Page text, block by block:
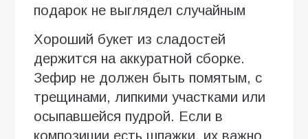
подарок не выглядел случайным
Хороший букет из сладостей
держится на аккуратной сборке.
Зефир не должен быть помятым, с
трещинами, липкими участками или
осыпавшейся пудрой. Если в
композиции есть шпажки, их важно